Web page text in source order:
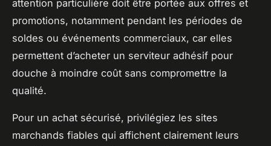
attention particulière doit être portée aux offres et
promotions, notamment pendant les périodes de
soldes ou événements commerciaux, car elles
permettent d’acheter un serviteur adhésif pour
douche à moindre coût sans compromettre la
qualité.
Pour un achat sécurisé, privilégiez les sites
marchands fiables qui affichent clairement leurs